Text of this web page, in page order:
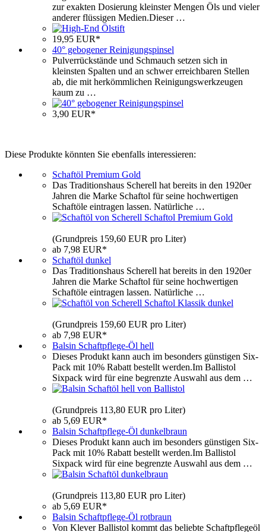
zur exakten Dosierung kleinster Mengen Öls und vieler
anderer flüssigen Medien.Dieser …
19,95 EUR*
40° gebogener Reinigungspinsel
Pulverrückstände und Schmauch setzen sich in
kleinsten Spalten und an schwer erreichbaren Stellen
ab, die mit herkömmlichen Reinigungswerkzeugen
kaum zu …
3,90 EUR*
Diese Produkte könnten Sie ebenfalls interessieren:
Schaftöl Premium Gold
Das Traditionshaus Scherell hat bereits in den 1920er
Jahren die Marke Schaftol für seine hochwertigen
Schaftöle eintragen lassen. Natürliche …
(Grundpreis 159,60 EUR pro Liter)
ab 7,98 EUR*
Schaftöl dunkel
Das Traditionshaus Scherell hat bereits in den 1920er
Jahren die Marke Schaftol für seine hochwertigen
Schaftöle eintragen lassen. Natürliche …
(Grundpreis 159,60 EUR pro Liter)
ab 7,98 EUR*
Balsin Schaftpflege-Öl hell
Dieses Produkt kann auch im besonders günstigen Six-
Pack mit 10% Rabatt bestellt werden.Im Ballistol
Sixpack wird für eine begrenzte Auswahl aus dem …
(Grundpreis 113,80 EUR pro Liter)
ab 5,69 EUR*
Balsin Schaftpflege-Öl dunkelbraun
Dieses Produkt kann auch im besonders günstigen Six-
Pack mit 10% Rabatt bestellt werden.Im Ballistol
Sixpack wird für eine begrenzte Auswahl aus dem …
(Grundpreis 113,80 EUR pro Liter)
ab 5,69 EUR*
Balsin Schaftpflege-Öl rotbraun
Von Klever Ballistol kommt das beliebte Schaftpflegeöl